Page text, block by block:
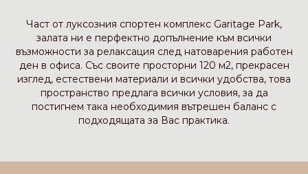
Част от луксозния спортен комплекс Garitage Park,
залата ни е перфектно допълнение към всички
възможности за релаксация след натоварения работен
ден в офиса. Със своите просторни 120 м2, прекрасен
изглед, естествени материали и всички удобства, това
пространство предлага всички условия, за да
постигнем така необходимия вътрешен баланс с
подходящата за Вас практика.